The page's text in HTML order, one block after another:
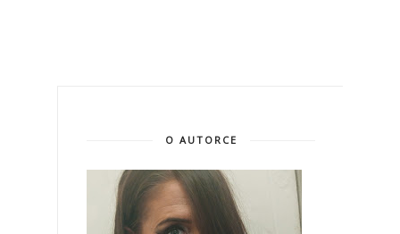
O AUTORCE